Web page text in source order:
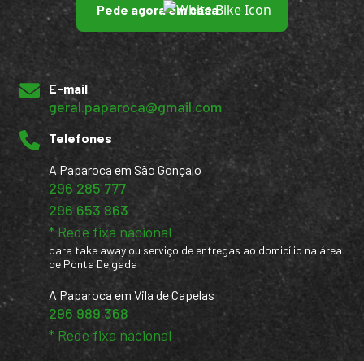
Pede agora em casa
E-mail
geral.paparoca@gmail.com
Telefones
A Paparoca em São Gonçalo
296 285 777
296 653 863
* Rede fixa nacional
para take away ou serviço de entregas ao domicílio na área
de Ponta Delgada
A Paparoca em Vila de Capelas
296 989 368
* Rede fixa nacional